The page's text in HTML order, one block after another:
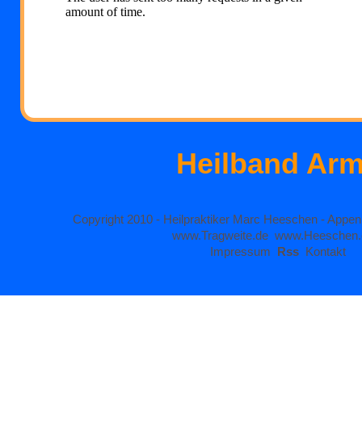
Copyright 2010 - Heilpraktiker Marc Heeschen -
www.Tragweite.de
Impressum Rss Kontakt
Heilband